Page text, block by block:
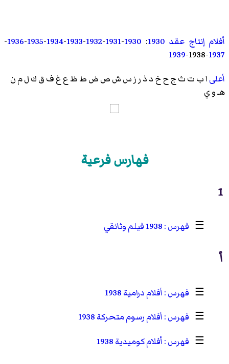
أفلام إنتاج عقد 1930 :
1930
-
1931
-
1932
-
1933
-
1934
-
1935
-
1936
-
1937
-
1938
-
1939
أعلىابتثجحخدذر زسشصضطظ ع غفقكلمن
هـوي
فهارس فرعية
1
☰ 1938 فيلم وثائقي
أ
☰
أفلام درامية 1938
☰
أفلام رسوم متحركة 1938
☰
أفلام كوميدية 1938